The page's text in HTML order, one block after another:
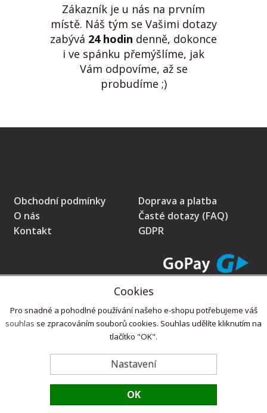
Cookies
Pro snadné a pohodlné používání našeho e-shopu potřebujeme váš
souhlas se zpracováním souborů cookies. Souhlas udělíte kliknutím na
tlačítko "OK".
Nastavení
OK
Zákazník je u nás na prvním
místě. Náš tým se Vašimi dotazy
zabývá 24 hodin denně, dokonce
i ve spánku přemýšlíme, jak
Vám odpovíme, až se
probudíme ;)
Obchodní podmínky
O nás
Kontakt
Doprava a platba
Časté dotazy (FAQ)
GDPR